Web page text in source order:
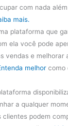
com nada
mais.
plataforma que
ela você pode
vendas e melhorar
melhor como
a qualquer
clientes podem